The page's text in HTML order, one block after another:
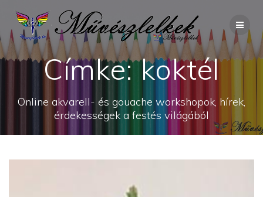
content
Címke:koktél
Online akvarell- és gouache workshopok, hírek,
érdekességek a festés világából